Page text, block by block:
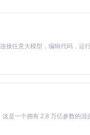
gh_mirrors/py/python-mip